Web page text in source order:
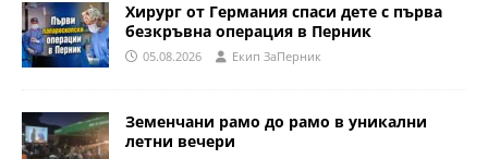
Хирург от Германия спаси дете с първа
безкръвна операция в Перник
05.08.2026 Eкип ЗаПерник
Земенчани рамо до рамо в уникални
летни вечери